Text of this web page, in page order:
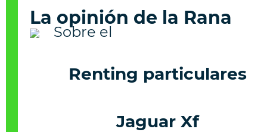
La opinión de la Rana
Renting particulares
Jaguar Xf